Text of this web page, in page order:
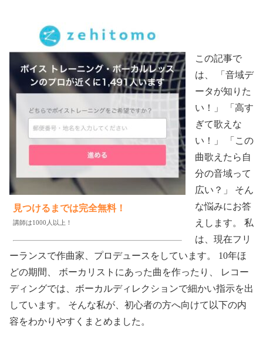
見つけるまでは完全無料！
講師は1000人以上！
この記事で
は、 「音域デ
ータが知りた
い！」 「高す
ぎて歌えな
い！」 「この
曲歌えたら自
分の音域って
広い？」 そん
な悩みにお答
えします。 私
は、現在フリ
ーランスで作曲家、プロデュースをしています。 10年ほ
どの期間、 ボーカリストにあった曲を作ったり、 レコー
ディングでは、ボーカルディレクションで細かい指示を出
しています。 そんな私が、初心者の方へ向けて以下の内
容をわかりやすくまとめました。